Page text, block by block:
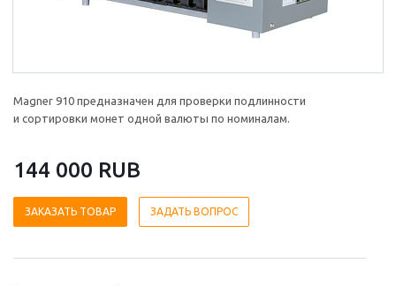
Magner 910 предназначен для проверки подлинности
и сортировки монет одной валюты по номиналам.
144 000 RUB
ЗАКАЗАТЬ ТОВАР ЗАДАТЬ ВОПРОС